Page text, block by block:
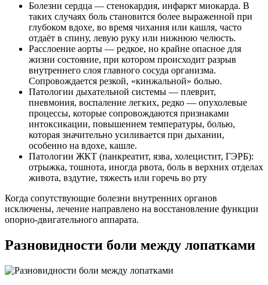
Болезни сердца — стенокардия, инфаркт миокарда. В
таких случаях боль становится более выраженной при
глубоком вдохе, во время чихания или кашля, часто
отдаёт в спину, левую руку или нижнюю челюсть.
Расслоение аорты — редкое, но крайне опасное для
жизни состояние, при котором происходит разрыв
внутреннего слоя главного сосуда организма.
Сопровождается резкой, «кинжальной» болью.
Патологии дыхательной системы — плеврит,
пневмония, воспаление легких, редко — опухолевые
процессы, которые сопровождаются признаками
интоксикации, повышением температуры, болью,
которая значительно усиливается при дыхании,
особенно на вдохе, кашле.
Патологии ЖКТ (панкреатит, язва, холецистит, ГЭРБ):
отрыжка, тошнота, иногда рвота, боль в верхних отделах
живота, вздутие, тяжесть или горечь во рту
Когда сопутствующие болезни внутренних органов
исключены, лечение направлено на восстановление функции
опорно-двигательного аппарата.
Разновидности боли между лопатками